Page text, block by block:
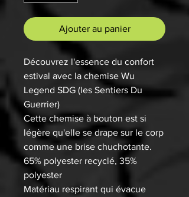
Ajouter au panier
Découvrez l'essence du confort
estival avec la chemise Wu
Legend SDG (les Sentiers Du
Guerrier)
Cette chemise à bouton est si
légère qu'elle se drape sur le corp
comme une brise chuchotante.
65% polyester recyclé, 35%
polyester
Matériau respirant qui évacue